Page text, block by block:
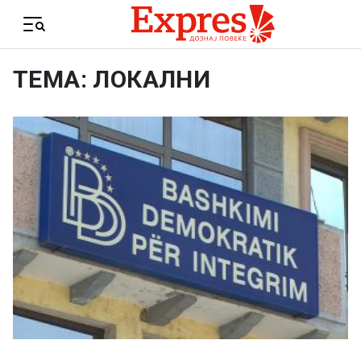
Menu
ТЕМА: ЛОКАЛНИ